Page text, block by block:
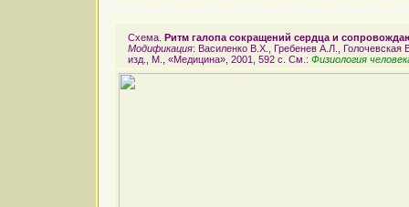
Схема. Ритм галопа сокращений сердца и
Модификация: Василенко В.Х., Гребенев А.Л.,
изд., М., «Медицина», 2001, 592 с. См.: Физиология